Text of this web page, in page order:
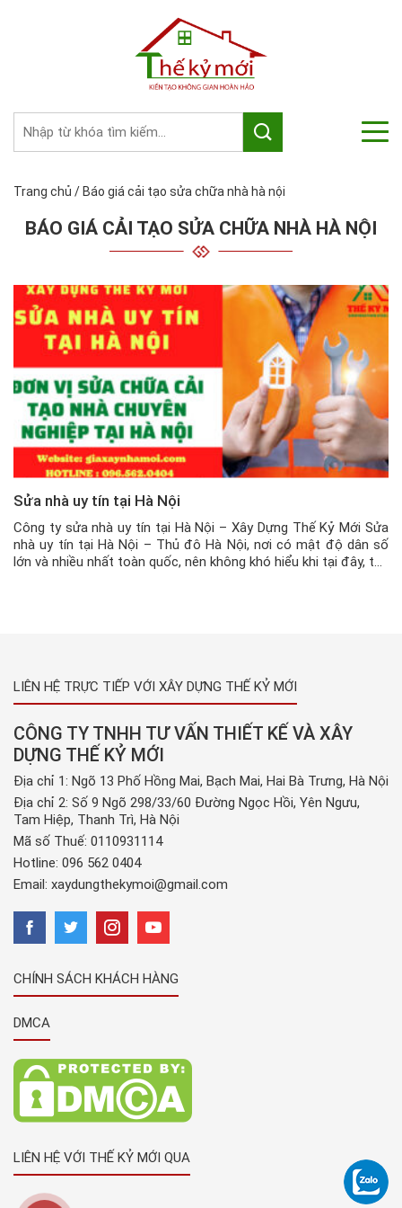
Trang chủ / Báo giá cải tạo sửa chữa nhà hà nội
BÁO GIÁ CẢI TẠO SỬA CHỮA NHÀ HÀ NỘI
Sửa nhà uy tín tại Hà Nội
Công ty sửa nhà uy tín tại Hà Nội – Xây Dựng Thế Kỷ Mới Sửa
nhà uy tín tại Hà Nội – Thủ đô Hà Nội, nơi có mật độ dân số
lớn và nhiều nhất toàn quốc, nên không khó hiểu khi tại đây, tấc
LIÊN HỆ TRỰC TIẾP VỚI XÂY DỰNG THẾ KỶ MỚI
CÔNG TY TNHH TƯ VẤN THIẾT KẾ VÀ XÂY
DỰNG THẾ KỶ MỚI
Địa chỉ 1: Ngõ 13 Phố Hồng Mai, Bạch Mai, Hai Bà Trưng, Hà Nội
Địa chỉ 2: Số 9 Ngõ 298/33/60 Đường Ngọc Hồi, Yên Ngưu,
Tam Hiệp, Thanh Trì, Hà Nội
Mã số Thuế: 0110931114
Hotline: 096 562 0404
Email: xaydungthekymoi@gmail.com
CHÍNH SÁCH KHÁCH HÀNG
DMCA
LIÊN HỆ VỚI THẾ KỶ MỚI QUA